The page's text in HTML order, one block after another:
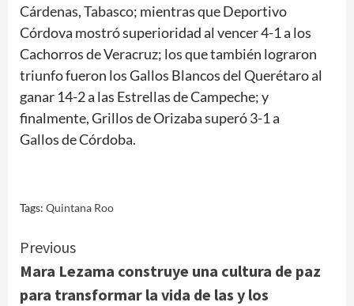
Cárdenas, Tabasco; mientras que Deportivo
Córdova mostró superioridad al vencer 4-1 a los
Cachorros de Veracruz; los que también lograron
triunfo fueron los Gallos Blancos del Querétaro al
ganar 14-2 a las Estrellas de Campeche; y
finalmente, Grillos de Orizaba superó 3-1 a
Gallos de Córdoba.
Tags: Quintana Roo
Continue
Reading
Previous
Mara Lezama construye una cultura de paz
para transformar la vida de las y los